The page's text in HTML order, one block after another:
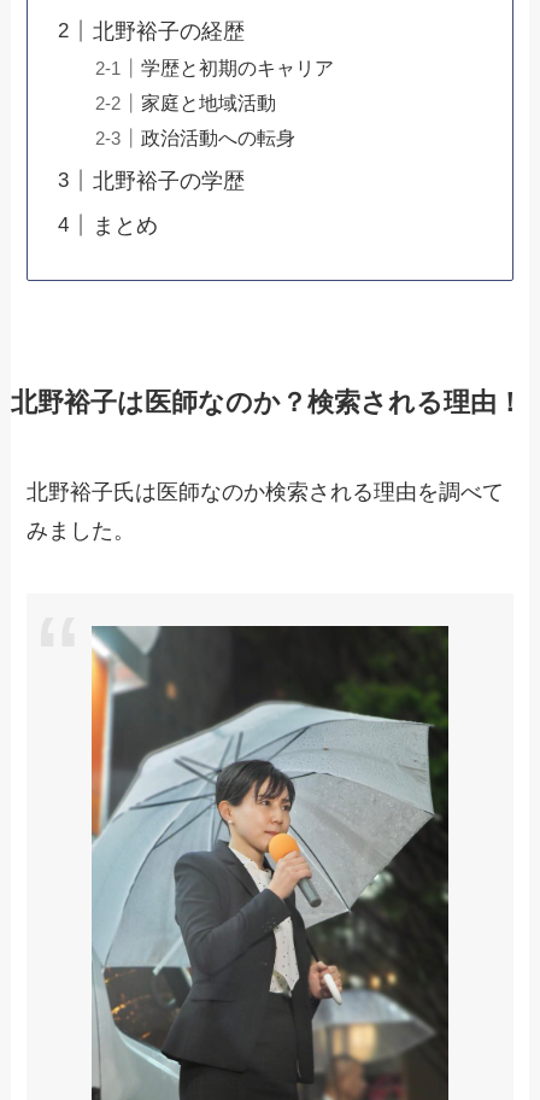
北野裕子の経歴
学歴と初期のキャリア
家庭と地域活動
政治活動への転身
北野裕子の学歴
まとめ
北野裕子は医師なのか？検索される理由！
北野裕子氏は医師なのか検索される理由を調べて
みました。